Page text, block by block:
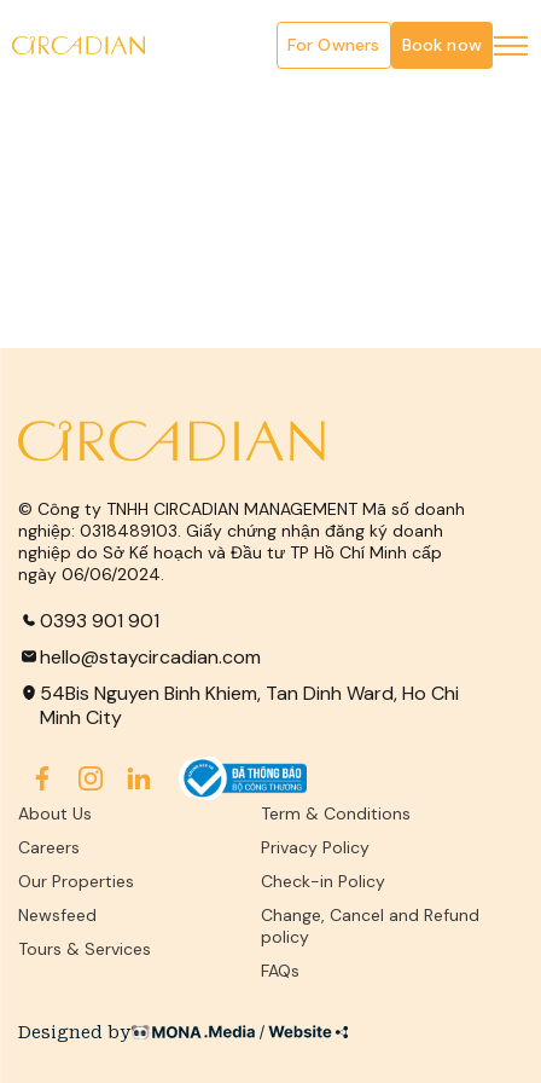
For Owners Book now
© Công ty TNHH CIRCADIAN MANAGEMENT Mã số doanh
nghiệp: 0318489103. Giấy chứng nhận đăng ký doanh
nghiệp do Sở Kế hoạch và Đầu tư TP Hồ Chí Minh cấp
ngày 06/06/2024.
0393 901 901
hello@staycircadian.com
54Bis Nguyen Binh Khiem, Tan Dinh Ward, Ho Chi
Minh City
About Us
Careers
Our Properties
Newsfeed
Tours & Services
Term & Conditions
Privacy Policy
Check-in Policy
Change, Cancel and Refund
policy
FAQs
Designed by